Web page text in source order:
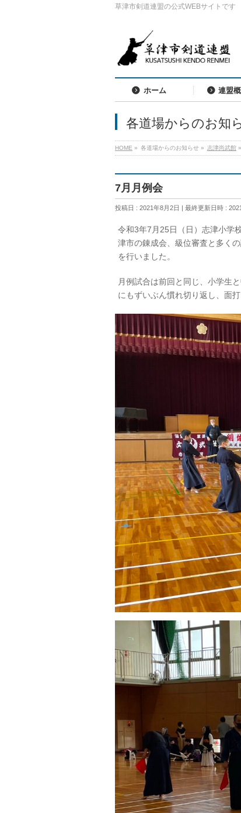
草津市剣道連盟の公式WEBサイトです
ホーム 連盟
各道場からのお知
HOME » 各道場からのお知らせ » 志津尚武館 »
7月月例会
投稿日 : 2021年8月2日 最終更新日時 :
令和3年7月25日（日）志津小学
津市の錬成会、級位審査と多く
を行いました。
月例試合は前回と同じ、小学生
にもずいぶん慣れ切り返し、面打